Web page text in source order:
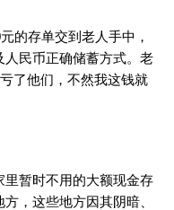
存单交到老人手中，
民币正确储蓄方式。老
了他们，不然我这钱就
暂时不用的大额现金存
，这些地方因其阴暗、